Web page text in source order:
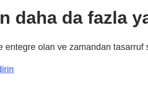
daha da fazla
olan ve zamandan tasarruf